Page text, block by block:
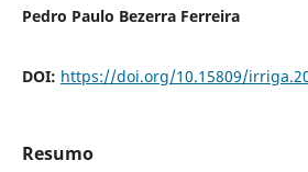
Pedro Paulo Bezerra Ferreira
DOI: https://doi.org/10.15809/
Resumo